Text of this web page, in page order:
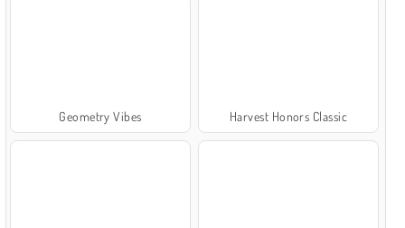
Geometry Vibes Harvest Honors Classic